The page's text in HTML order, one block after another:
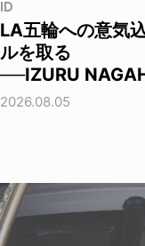
ID
LA五輪への意気
ルを取る
──IZURU
2026.08.05